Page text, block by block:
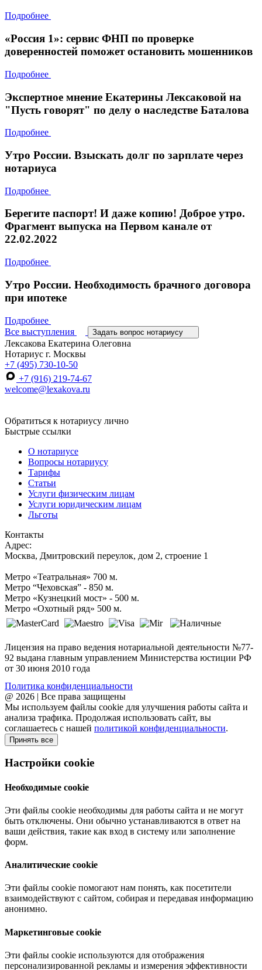
Подробнее
«Россия 1»: сервис ФНП по проверке
доверенностей поможет остановить мошенников
Подробнее
Экспертное мнение Екатерины Лексаковой на
"Пусть говорят" по делу о наследстве Баталова
Подробнее
Утро России. Взыскать долг по зарплате через
нотариуса
Подробнее
Берегите паспорт! И даже копию! Доброе утро.
Фрагмент выпуска на Первом канале от
22.02.2022
Подробнее
Утро России. Необходимость брачного договора
при ипотеке
Подробнее
Все выступления
Задать вопрос нотариусу
Лексакова Екатерина Олеговна
Нотариус г. Москвы
+7 (495) 730-10-50
+7 (916) 219-74-67
welcome@lexakova.ru
Обратиться к нотариусу лично
Быстрые ссылки
О нотариусе
Вопросы нотариусу
Тарифы
Статьи
Услуги физическим лицам
Услуги юридическим лицам
Льготы
Контакты
Адрес:
Москва, Дмитровский переулок, дом 2, строение 1
Метро «Театральная» 700 м.
Метро “Чеховская” - 850 м.
Метро «Кузнецкий мост» - 500 м.
Метро «Охотный ряд» 500 м.
Лицензия на право ведения нотариальной деятельности №77-
92 выдана главным управлением Министерства юстиции РФ
от 30 июня 2010 года
Политика конфиденциальности
@ 2026 | Все права защищены
Мы используем файлы cookie для улучшения работы сайта и
анализа трафика. Продолжая использовать сайт, вы
соглашаетесь с нашей политикой конфиденциальности.
Принять все
Настройки cookie
Необходимые cookie
Эти файлы cookie необходимы для работы сайта и не могут
быть отключены. Они обычно устанавливаются в ответ на
ваши действия, такие как вход в систему или заполнение
форм.
Аналитические cookie
Эти файлы cookie помогают нам понять, как посетители
взаимодействуют с сайтом, собирая и передавая информацию
анонимно.
Маркетинговые cookie
Эти файлы cookie используются для отображения
персонализированной рекламы и измерения эффективности